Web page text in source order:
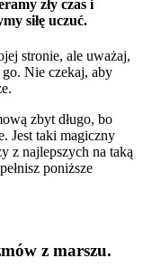
zły czas i
siłę uczuć.
stronie, ale uważaj,
Nie czekaj, aby
zbyt długo, bo
Jest taki magiczny
z najlepszych na taką
poniższe
z marszu.